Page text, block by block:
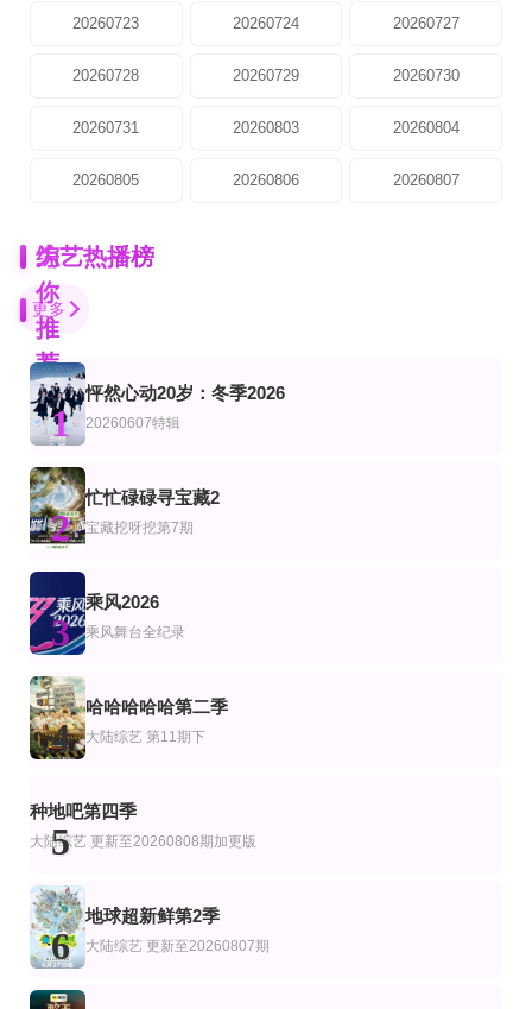
20260723 20260724 20260727
20260728 20260729 20260730
20260731 20260803 20260804
20260805 20260806 20260807
为
你
推
荐
第40集完结
齿轮爱好者
第08期
01宅男汇
更新至20260807期
国医少年志第3季
直播篇
宇宙年糕店
李恩智,金美贤,李泳知,安宥真
第7期
合宿相亲2
徐章勋,李枖原,金曜汉
10全集
疼痛之王第二季
贵圈见证实录第4季
王凯沐,王格格,申浩男,刘润铭,韩雨彤,曾辉
大庸青春芒果演唱会
沈梦辰,齐思钧,郑方一
哈哈哈哈哈第五季
邓超,陈赫,高瀚宇,范志毅,王勉,敖瑞鹏,任重,陈小春,张智霖,李乃文,江奇霖
更新至02期
美国忍者勇士第18季
正片
路易·C·K 荒谬到笑
路易·C·K
宝藏挖呀挖第7期
忙忙碌碌寻宝藏2
杨迪,庞博,武艺,田曦薇
穿越欧洲自然奇境
荒野独居第13季
FandomStage
尹斗俊
综艺热播榜
更多
1
怦然心动20岁：冬季2026
20260607特辑
2
忙忙碌碌寻宝藏2
宝藏挖呀挖第7期
3
乘风2026
乘风舞台全纪录
4
哈哈哈哈哈第二季
大陆综艺 第11期下
5
种地吧第四季
大陆综艺 更新至20260808期加更版
6
地球超新鲜第2季
大陆综艺 更新至20260807期